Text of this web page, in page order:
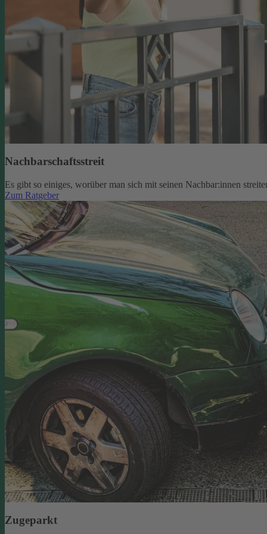
Nachbarschaftsstreit
Es gibt so einiges, worüber man sich mit seinen Nachbar:innen
Zum Ratgeber
Zugeparkt